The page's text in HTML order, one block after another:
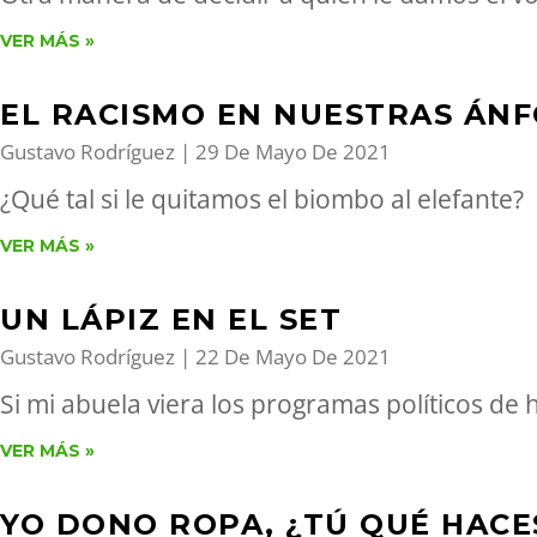
VER MÁS »
EL RACISMO EN NUESTRAS
Gustavo Rodríguez 29 De Mayo De 2021
¿Qué tal si le quitamos el biombo al elefante?
VER MÁS »
UN LÁPIZ EN EL SET
Gustavo Rodríguez 22 De Mayo De 2021
Si mi abuela viera los programas políticos de
VER MÁS »
YO DONO ROPA, ¿TÚ QUÉ